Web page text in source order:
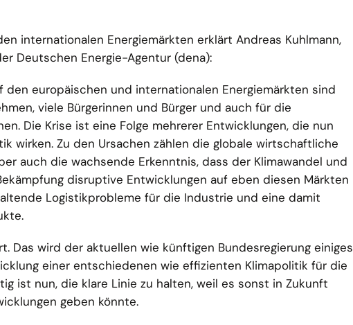
internationalen Energiemärkten erklärt Andreas Kuhlmann,
Deutschen Energie-Agentur (dena):
den europäischen und internationalen Energiemärkten sind
viele Bürgerinnen und Bürger und auch für die
Die Krise ist eine Folge mehrerer Entwicklungen, die nun
wirken. Zu den Ursachen zählen die globale wirtschaftliche
auch die wachsende Erkenntnis, dass der Klimawandel und
disruptive Entwicklungen auf eben diesen Märkten
Logistikprobleme für die Industrie und eine damit
Das wird der aktuellen wie künftigen Bundesregierung einiges
einer entschiedenen wie effizienten Klimapolitik für die
ist nun, die klare Linie zu halten, weil es sonst in Zukunft
geben könnte.